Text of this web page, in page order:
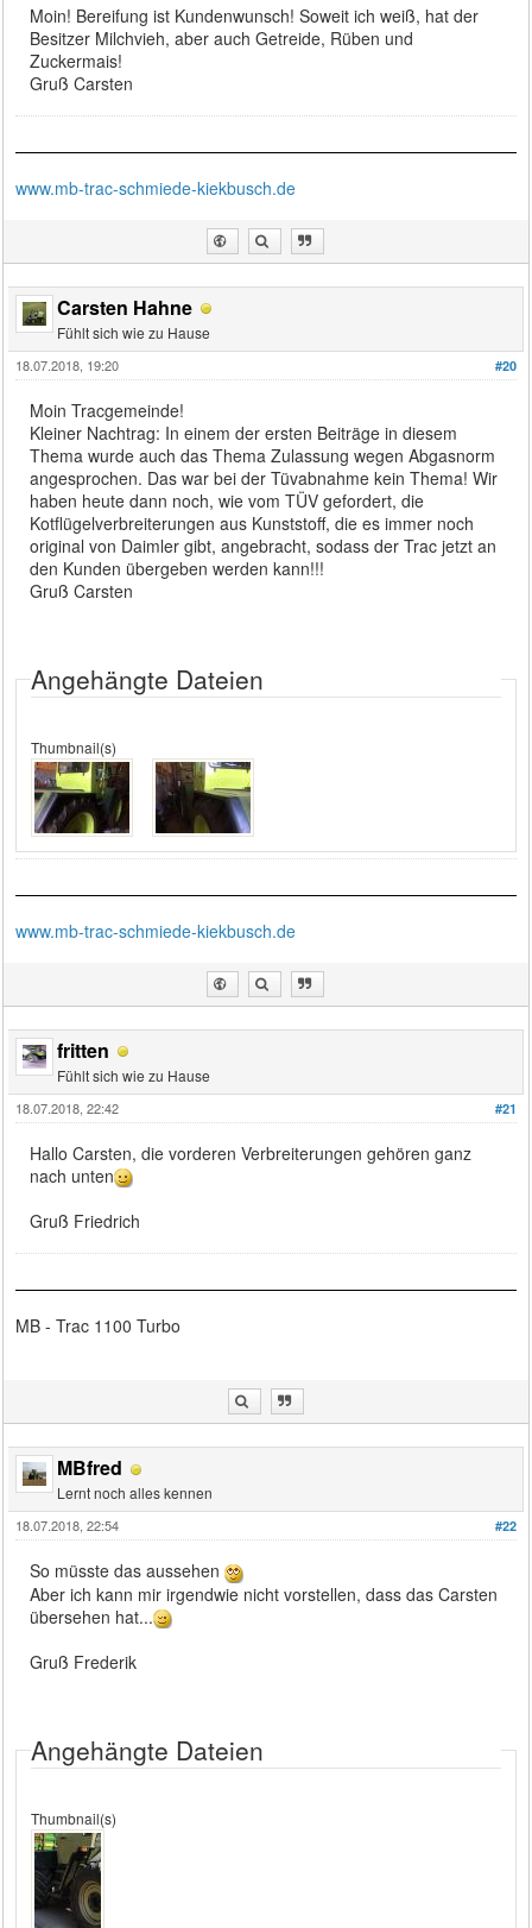
Moin! Bereifung ist Kundenwunsch! Soweit ich weiß, hat der
Besitzer Milchvieh, aber auch Getreide, Rüben und
Zuckermais!
Gruß Carsten
www.mb-trac-schmiede-kiekbusch.de
Carsten Hahne
Fühlt sich wie zu Hause
#20
18.07.2018, 19:20
Moin Tracgemeinde!
Kleiner Nachtrag: In einem der ersten Beiträge in diesem
Thema wurde auch das Thema Zulassung wegen Abgasnorm
angesprochen. Das war bei der Tüvabnahme kein Thema! Wir
haben heute dann noch, wie vom TÜV gefordert, die
Kotflügelverbreiterungen aus Kunststoff, die es immer noch
original von Daimler gibt, angebracht, sodass der Trac jetzt an
den Kunden übergeben werden kann!!!
Gruß Carsten
Angehängte Dateien
Thumbnail(s)
www.mb-trac-schmiede-kiekbusch.de
fritten
Fühlt sich wie zu Hause
#21
18.07.2018, 22:42
Hallo Carsten, die vorderen Verbreiterungen gehören ganz
nach unten
Gruß Friedrich
MB - Trac 1100 Turbo
MBfred
Lernt noch alles kennen
#22
18.07.2018, 22:54
So müsste das aussehen
Aber ich kann mir irgendwie nicht vorstellen, dass das Carsten
übersehen hat...
Gruß Frederik
Angehängte Dateien
Thumbnail(s)